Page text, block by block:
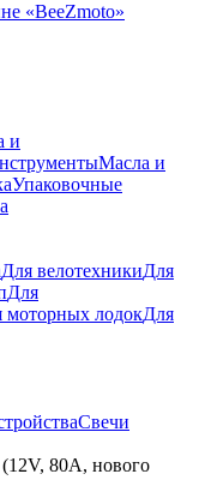
«BeeZmoto»
и
Масла и
Упаковочные
Для велотехникиДля
Для
моторных лодокДля
Свечи
80A, нового